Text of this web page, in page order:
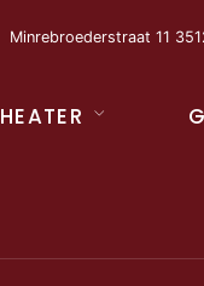
Minrebroederstraat 11